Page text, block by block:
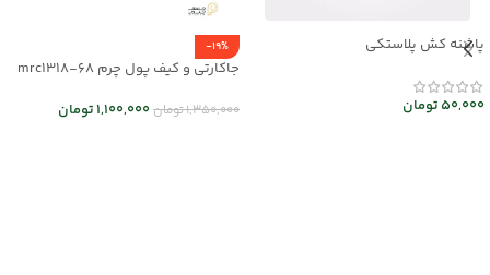
پاشنه کش پلاستکی
50,000تومان
-19%
جاکارتی و کیف پول چرم mrc1318-68
1,350,000تومان1,100,000تومان